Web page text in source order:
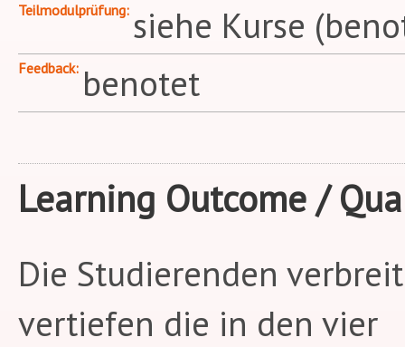
Teilmodulprüfung siehe Kurse
Feedback benotet
Learning Outcome /
Die Studierenden
vertiefen die in den vier